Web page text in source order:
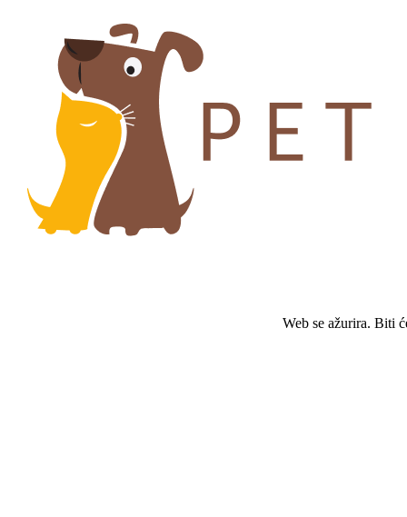
Web se ažurira. Biti